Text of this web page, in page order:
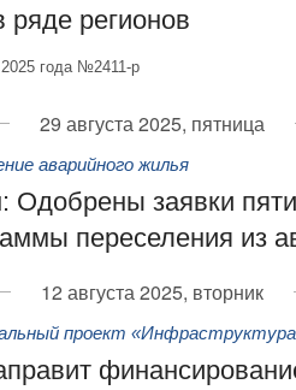
регионов
года №2411-р
29 августа 2025, пятница
аварийного жилья
Одобрены заявки
переселения из
12 августа 2025, вторник
проект «Инфраструктура